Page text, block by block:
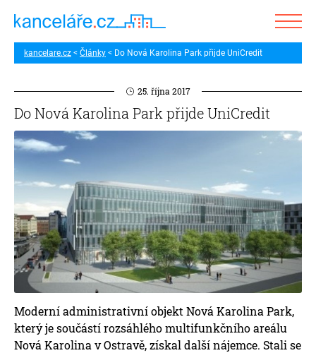
kancelare.cz Články Do Nová Karolina Park přijde UniCredit
25. října 2017
Do Nová Karolina Park přijde UniCredit
Moderní administrativní objekt Nová Karolina Park,
který je součástí rozsáhlého multifunkčního areálu
Nová Karolina v Ostravě, získal další nájemce. Stali se